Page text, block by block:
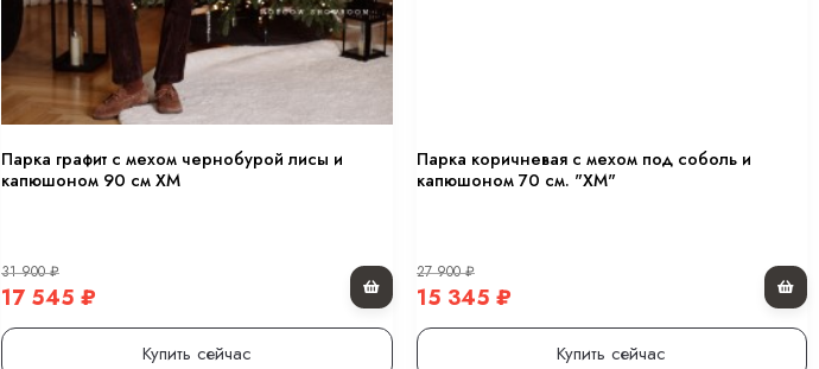
Парка графит с мехом чернобурой лисы и
капюшоном 90 см ХМ
31 900₽
17 545₽
Купить сейчас
Парка коричневая с мехом под соболь и
капюшоном 70 см. "ХМ"
27 900₽
15 345 ₽
Купить сейчас